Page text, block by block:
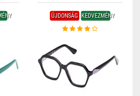
ÚJDONSÁG KEDVEZMÉNY